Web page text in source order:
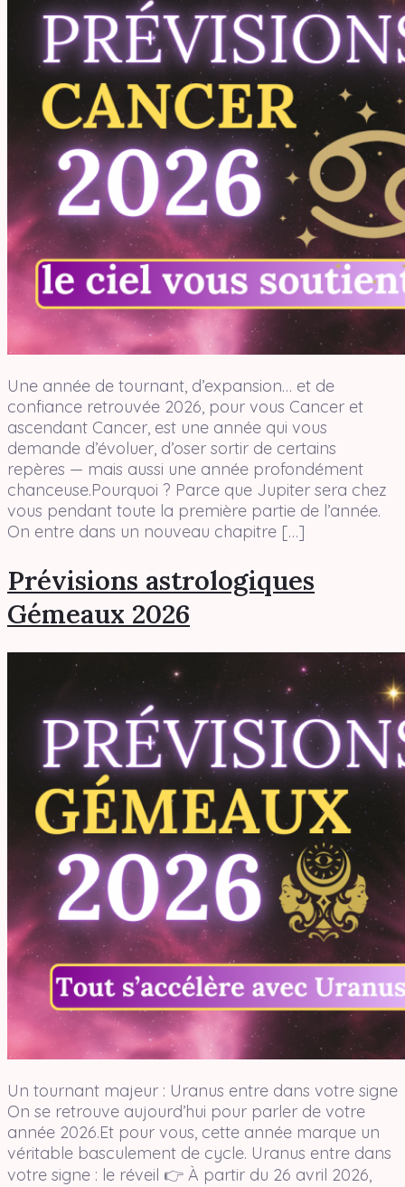
Une année de tournant, d’expansion… et de
confiance retrouvée 2026, pour vous Cancer et
ascendant Cancer, est une année qui vous
demande d’évoluer, d’oser sortir de certains
repères — mais aussi une année profondément
chanceuse.Pourquoi ? Parce que Jupiter sera chez
vous pendant toute la première partie de l’année.
On entre dans un nouveau chapitre […]
Prévisions astrologiques
Gémeaux 2026
Un tournant majeur : Uranus entre dans votre signe
On se retrouve aujourd’hui pour parler de votre
année 2026.Et pour vous, cette année marque un
véritable basculement de cycle. Uranus entre dans
votre signe : le réveil 👉 À partir du 26 avril 2026,